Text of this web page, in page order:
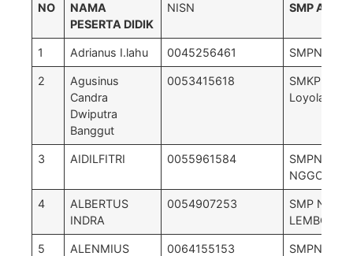
NO
NAMA
PESERTA DIDIK
NISN SMP ASAL
1 Adrianus I.lahu 0045256461 SMPN 03
2
Agusinus
Candra
Dwiputra
Banggut
0053415618
SMKP St.
Loyola
3 AIDILFITRI 0055961584
SMPN 2
4
ALBERTUS
INDRA
0054907253
SMP
LEMBOR
5
ALENMIUS
0064155153 SMPN 1